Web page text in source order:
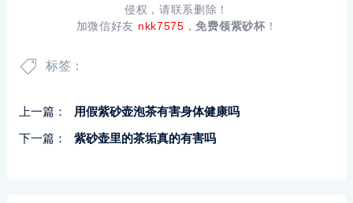
侵权，请联系删除！
加微信好友 nkk7575 ，免费领紫砂杯！
标签：
上一篇：
用假紫砂壶泡茶有害身体健康吗
下一篇：
紫砂壶里的茶垢真的有害吗